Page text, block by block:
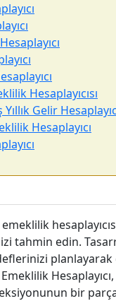
Hesaplayıcısı
Gelir
Hesaplayıcı
tahmin edin.
Hesaplayıcı,
bir